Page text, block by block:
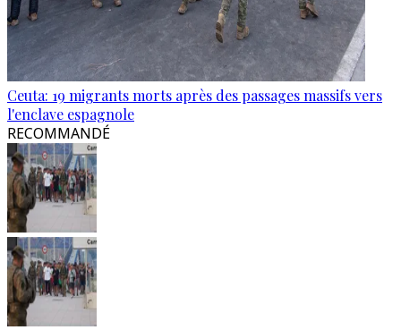
Ceuta: 19 migrants morts après des passages massifs vers
l'enclave espagnole
RECOMMANDÉ